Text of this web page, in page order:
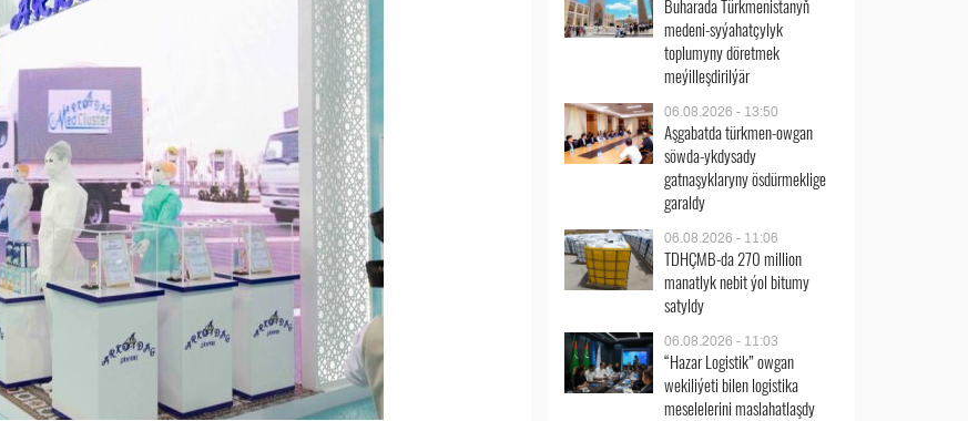
Buharada Türkmenistanyň
medeni-syýahatçylyk
toplumyny döretmek
meýilleşdirilýär
06.08.2026 - 13:50
Aşgabatda türkmen-owgan
söwda-ykdysady
gatnaşyklaryny ösdürmeklige
garaldy
06.08.2026 - 11:06
TDHÇMB-da 270 million
manatlyk nebit ýol bitumy
satyldy
06.08.2026 - 11:03
“Hazar Logistik” owgan
wekiliýeti bilen logistika
meselelerini maslahatlaşdy